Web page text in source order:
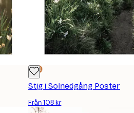
DEAL
Stig i Solnedgång Poster
Från 108 kr